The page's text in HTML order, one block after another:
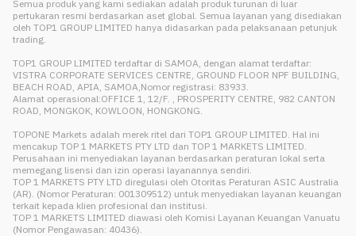
Semua produk yang kami sediakan adalah produk turunan di luar
pertukaran resmi berdasarkan aset global. Semua layanan yang disediakan
oleh TOP1 GROUP LIMITED hanya didasarkan pada pelaksanaan petunjuk
trading.
TOP1 GROUP LIMITED terdaftar di SAMOA, dengan alamat terdaftar:
VISTRA CORPORATE SERVICES CENTRE, GROUND FLOOR NPF BUILDING,
BEACH ROAD, APIA, SAMOA,Nomor registrasi: 83933.
Alamat operasional:OFFICE 1, 12/F. , PROSPERITY CENTRE, 982 CANTON
ROAD, MONGKOK, KOWLOON, HONGKONG.
TOPONE Markets adalah merek ritel dari TOP1 GROUP LIMITED. Hal ini
mencakup TOP 1 MARKETS PTY LTD dan TOP 1 MARKETS LIMITED.
Perusahaan ini menyediakan layanan berdasarkan peraturan lokal serta
memegang lisensi dan izin operasi layanannya sendiri.
TOP 1 MARKETS PTY LTD diregulasi oleh Otoritas Peraturan ASIC Australia
(AR). (Nomor Peraturan: 001309512) untuk menyediakan layanan keuangan
terkait kepada klien profesional dan institusi.
TOP 1 MARKETS LIMITED diawasi oleh Komisi Layanan Keuangan Vanuatu
(Nomor Pengawasan: 40436).